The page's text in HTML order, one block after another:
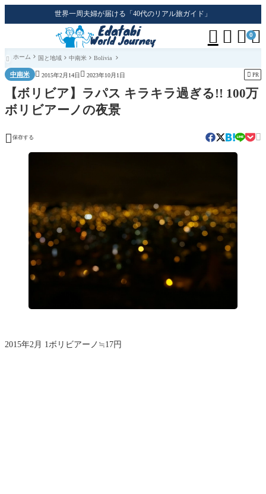
世界一周夫婦が届ける「40代のリアル旅ガイド」
   0
 ホーム 国と地域 中南米 Bolivia
中南米  2015年2月14日  2023年10月1日  PR
【ボリビア】ラパス キラキラ過ぎる!! 100万
ボリビアーノの夜景
 保存する 
2015年2月 1ボリビアーノ≒17円